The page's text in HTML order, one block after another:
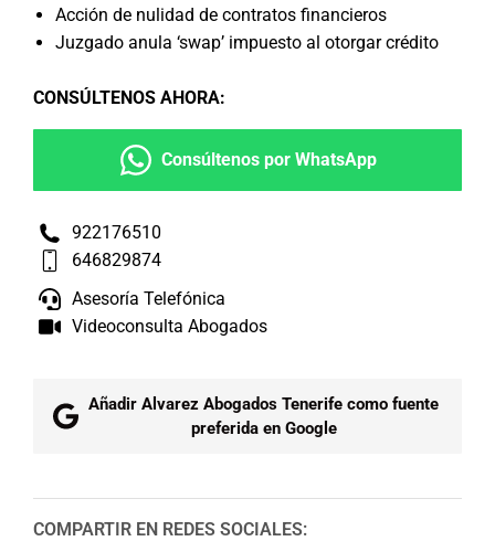
Acción de nulidad de contratos financieros
Juzgado anula ‘swap’ impuesto al otorgar crédito
CONSÚLTENOS AHORA:
Consúltenos por WhatsApp
922176510
646829874
Asesoría Telefónica
Videoconsulta Abogados
Añadir Alvarez Abogados Tenerife como fuente
preferida en Google
COMPARTIR EN REDES SOCIALES: